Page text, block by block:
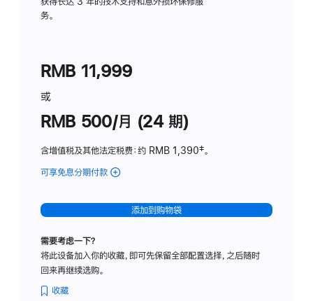
务。
RMB 11,999
或
RMB 500/月 (24 期)
含增值税及其他法定税费：约 RMB 1,390脚
‡。
可享免息分期付款 (Studio
-
标
璃
添加到购物袋
需要考虑一下？
将此设备加入你的收藏，即可先保留全部配置选择，之后随时
回来再继续选购。
收藏